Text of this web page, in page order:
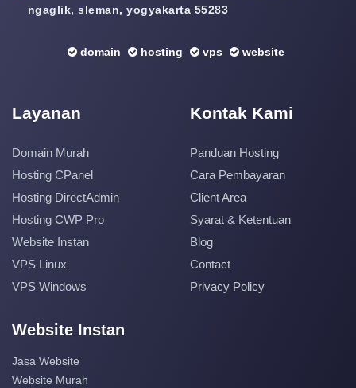
ngaglik, sleman, yogyakarta 55283
domain hosting vps website
Layanan
Domain Murah
Hosting CPanel
Hosting DirectAdmin
Hosting CWP Pro
Website Instan
VPS Linux
VPS Windows
Kontak Kami
Panduan Hosting
Cara Pembayaran
Client Area
Syarat & Ketentuan
Blog
Contact
Privacy Policy
Website Instan
Jasa Website
Website Murah